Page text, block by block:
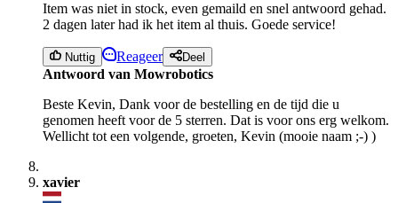
Item was niet in stock, even gemaild en snel antwoord gehad.
2 dagen later had ik het item al thuis. Goede service!
Nuttig Reageer Deel
Antwoord van Mowrobotics
Beste Kevin, Dank voor de bestelling en de tijd die u
genomen heeft voor de 5 sterren. Dat is voor ons erg welkom.
Wellicht tot een volgende, groeten, Kevin (mooie naam ;-) )
xavier